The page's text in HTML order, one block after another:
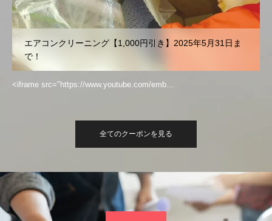
エアコンクリーニング【1,000円引き】2025年5月31日ま
で！
<iframe src="https://www.youtube.com/emb…
全てのクーポンを見る